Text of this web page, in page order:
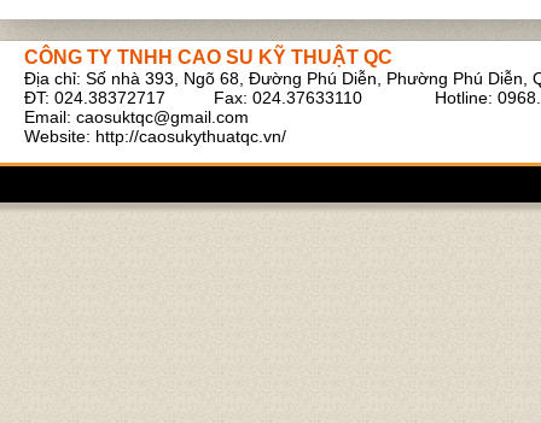
Ruột bình tích áp xe cẩu
CÔNG TY TNHH CAO SU KỸ THUẬT QC
Địa chỉ: Số nhà 393, Ngõ 68, Đường Phú Diễn, Phường Phú Diễn,
ĐT: 024.38372717 Fax: 024.37633110 Hotline:
Email: caosuktqc@gmail.com
Website: http://caosukythuatqc.vn/